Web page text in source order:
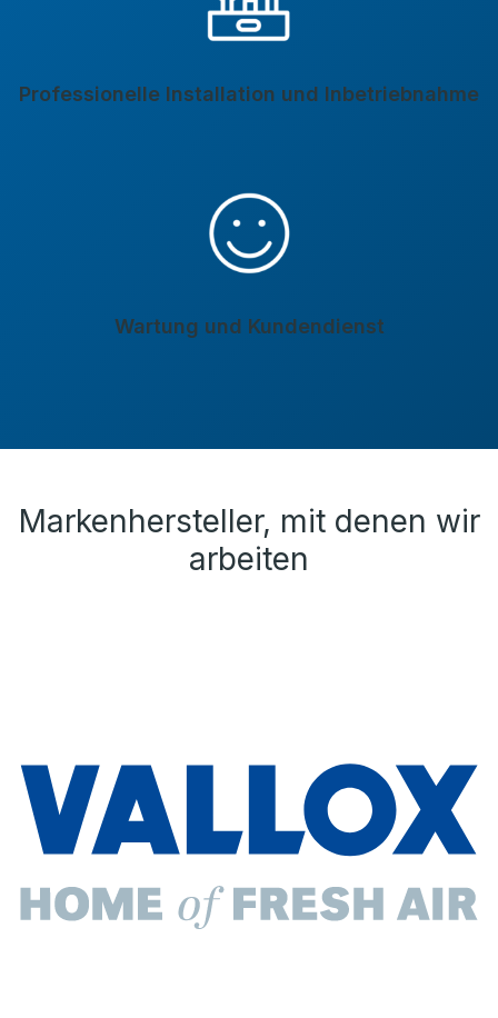
Professionelle Installation und Inbetriebnahme
Wartung und Kundendienst
Markenhersteller, mit denen wir
arbeiten